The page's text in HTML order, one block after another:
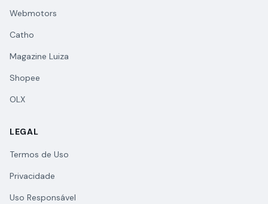
Webmotors
Catho
Magazine Luiza
Shopee
OLX
LEGAL
Termos de Uso
Privacidade
Uso Responsável